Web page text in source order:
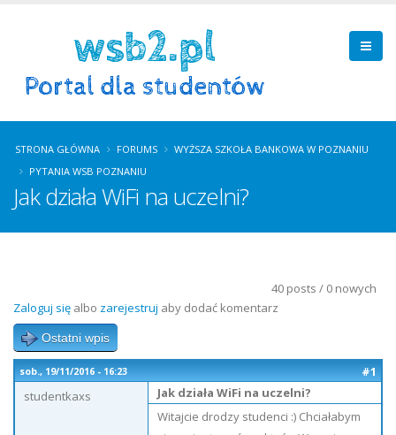
STRONA GŁÓWNA FORUMS
WYŻSZA SZKOŁA BANKOWA W POZNANIU
PYTANIA WSB POZNANIU
Jak działa WiFi na uczelni?
40 posts / 0 nowych
Zaloguj się albo zarejestruj aby dodać komentarz
Ostatni wpis
sob., 19/11/2016 - 16:23
#1
studentkaxs
Jak działa WiFi na uczelni?
Witajcie drodzy studenci :) Chciałabym